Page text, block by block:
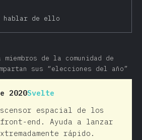
hablar de ello
miembros de la comunidad de
sus “elecciones del año”
2020Svelte
espacial de los
front-end. Ayuda a lanzar
rápido.